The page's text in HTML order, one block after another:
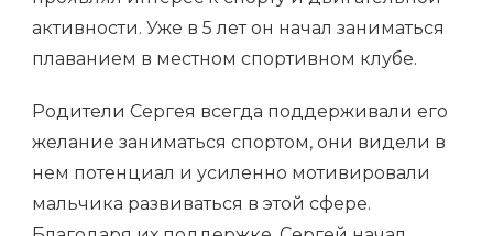
активности. Уже в 5 лет он начал заниматься
плаванием в местном спортивном клубе.
Родители Сергея всегда поддерживали его
желание заниматься спортом, они видели в
нем потенциал и усиленно мотивировали
мальчика развиваться в этой сфере.